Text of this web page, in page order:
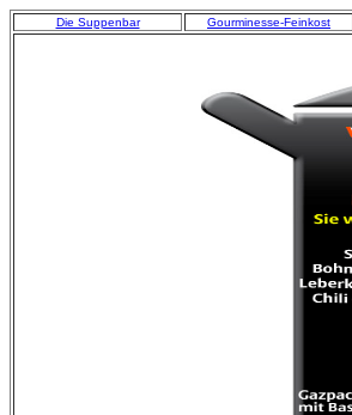
Die Suppenbar Gourminesse-Feinkost